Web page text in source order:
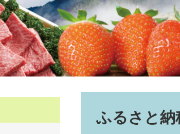
ふるさと納